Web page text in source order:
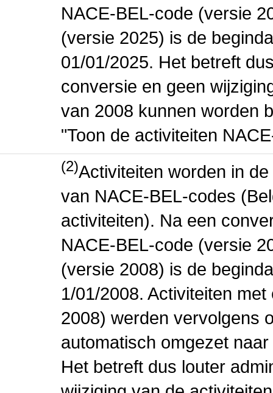
NACE-BEL-code (versie
(versie 2025) is de
01/01/2025. Het betreft
conversie en geen
van 2008 kunnen worden
"Toon de activiteiten
(2)Activiteiten worden in
van NACE-BEL-codes
activiteiten). Na een
NACE-BEL-code (versie
(versie 2008) is de
1/01/2008. Activiteiten
2008) werden vervolgens
automatisch omgezet
Het betreft dus louter